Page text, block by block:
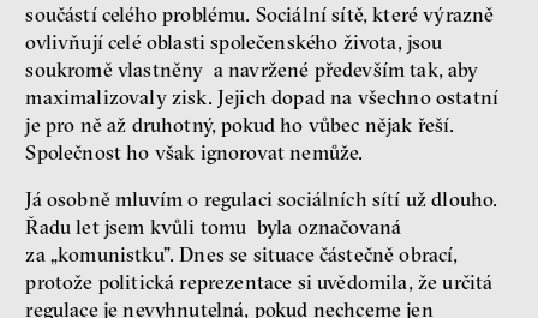
součástí celého problému. Sociální sítě, které výrazně
ovlivňují celé oblasti společenského života, jsou
soukromě vlastněny a navržené především tak, aby
maximalizovaly zisk. Jejich dopad na všechno ostatní
je pro ně až druhotný, pokud ho vůbec nějak řeší.
Společnost ho však ignorovat nemůže.
Já osobně mluvím o regulaci sociálních sítí už dlouho.
Řadu let jsem kvůli tomu byla označovaná
za „komunistku”. Dnes se situace částečně obrací,
protože politická reprezentace si uvědomila, že určitá
regulace je nevyhnutelná, pokud nechceme jen